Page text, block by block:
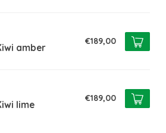
amber
€189,00
lime
€189,00